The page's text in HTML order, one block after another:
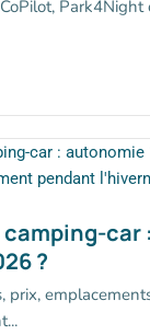
Park4Night
camping-car
?
prix,